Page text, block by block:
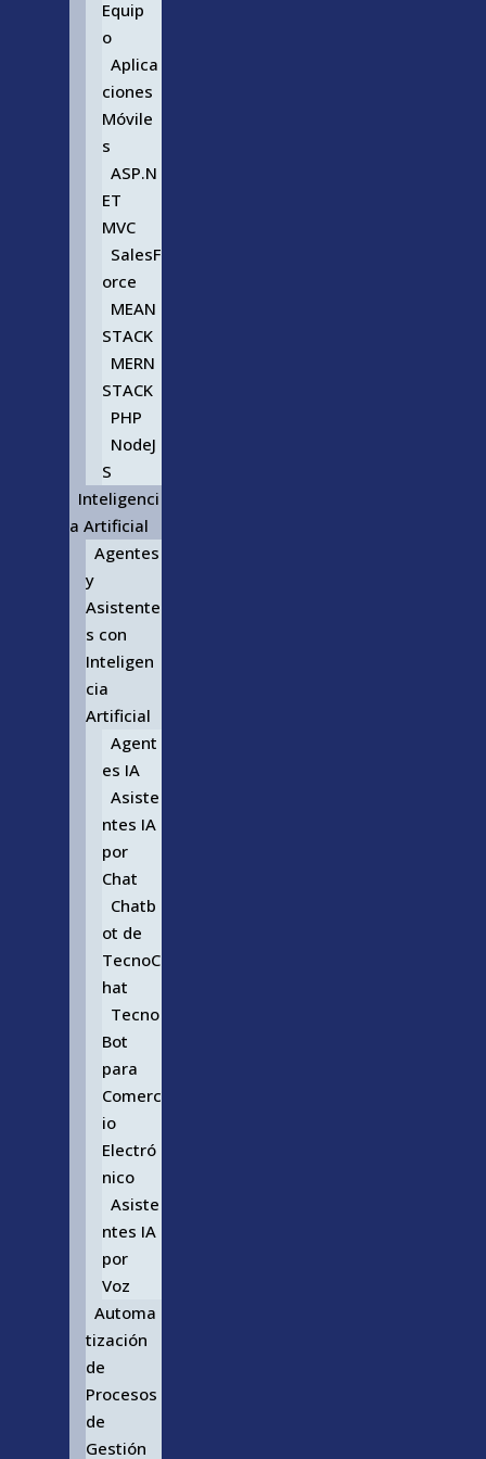
Equip
o
Aplica
ciones
Móvile
s
ASP.N
ET
MVC
SalesF
orce
MEAN
STACK
MERN
STACK
PHP
NodeJ
S
Inteligenci
a Artificial
Agentes
y
Asistente
s con
Inteligen
cia
Artificial
Agent
es IA
Asiste
ntes IA
por
Chat
Chatb
ot de
TecnoC
hat
Tecno
Bot
para
Comerc
io
Electró
nico
Asiste
ntes IA
por
Voz
Automa
tización
de
Procesos
de
Gestión